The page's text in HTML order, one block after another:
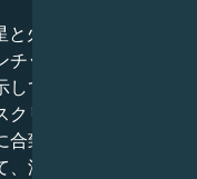
火星の出生図は、
ックな関係に対す
ています。これ
リーン上のキャラ
致しています。ホ
深い人間関係を重